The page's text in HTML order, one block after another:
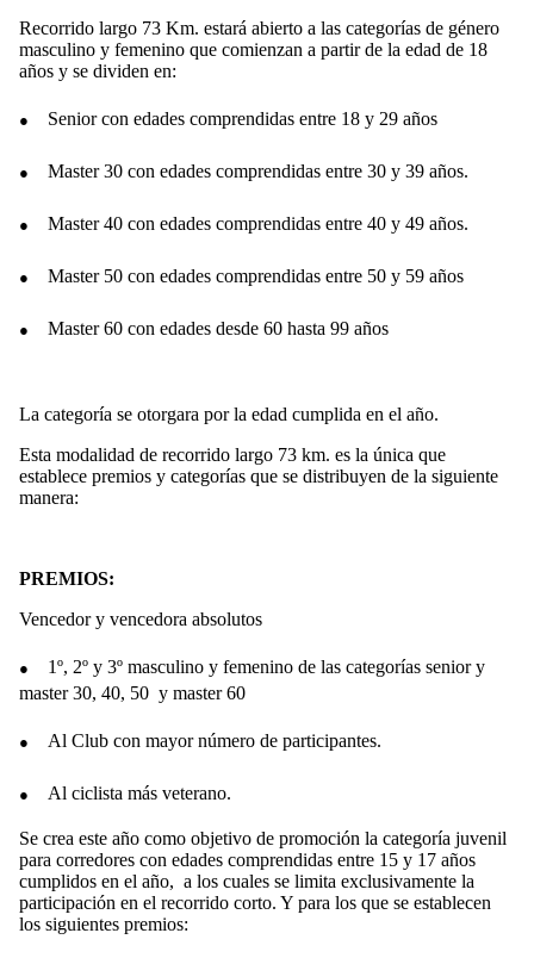
Recorrido largo 73 Km. estará abierto a las categorías de género
masculino y femenino que comienzan a partir de la edad de 18
años y se dividen en:
● Senior con edades comprendidas entre 18 y 29 años
● Master 30 con edades comprendidas entre 30 y 39 años.
● Master 40 con edades comprendidas entre 40 y 49 años.
● Master 50 con edades comprendidas entre 50 y 59 años
● Master 60 con edades desde 60 hasta 99 años
La categoría se otorgara por la edad cumplida en el año.
Esta modalidad de recorrido largo 73 km. es la única que
establece premios y categorías que se distribuyen de la siguiente
manera:
PREMIOS:
Vencedor y vencedora absolutos
●
1º, 2º y 3º masculino y femenino de las categorías senior y
master 30, 40, 50 y master 60
● Al Club con mayor número de participantes.
● Al ciclista más veterano.
Se crea este año como objetivo de promoción la categoría juvenil
para corredores con edades comprendidas entre 15 y 17 años
cumplidos en el año, a los cuales se limita exclusivamente la
participación en el recorrido corto. Y para los que se establecen
los siguientes premios: